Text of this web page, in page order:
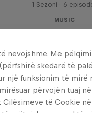
1 Sezoni · 6
MUSIC
nevojshme. Me
skedarë të
një funksionim të mirë
përvojën tuaj
të Cookie